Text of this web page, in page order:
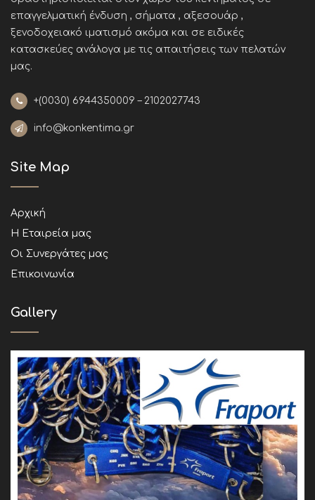
επαγγελματική ένδυση , σήματα , αξεσουάρ ,
ξενοδοχειακό ιματισμό ακόμα και σε ειδικές
κατασκεύες ανάλογα με τις απαιτήσεις των πελατών
μας.
+(0030) 6944350009 – 2102027743
info@konkentima.gr
Site Map
Αρχική
Η Εταιρεία μας
Οι Συνεργάτες μας
Επικοινωνία
Gallery